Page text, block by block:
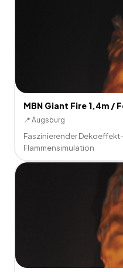
MBN Giant Fire 1,4m /
📍 Augsburg
Faszinierender
Flammensimulation